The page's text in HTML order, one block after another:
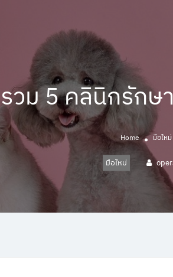
รวม 5 คลินิกรักษ
Home มือใหม่
มือใหม่